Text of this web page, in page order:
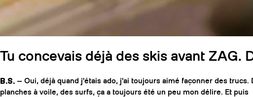
Tu concevais déjà des skis avant ZAG.
B.S. — Oui, déjà quand j'étais ado, j'ai toujours aimé façonner des trucs.
planches à voile, des surfs, ça a toujours été un peu mon délire. Et puis